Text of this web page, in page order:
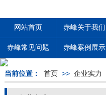
网站首页 赤峰关于我们
赤峰常见问题 赤峰案例展示
当前位置： 首页 >> 企业实力